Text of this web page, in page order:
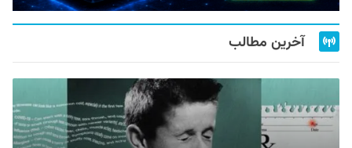
آخرین مطالب